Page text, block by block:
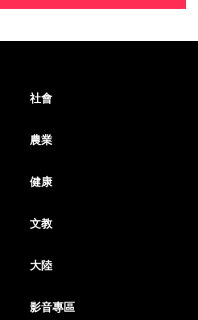
社會
農業
健康
文教
大陸
影音專區